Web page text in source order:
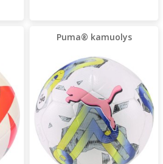
Puma® kamuolys